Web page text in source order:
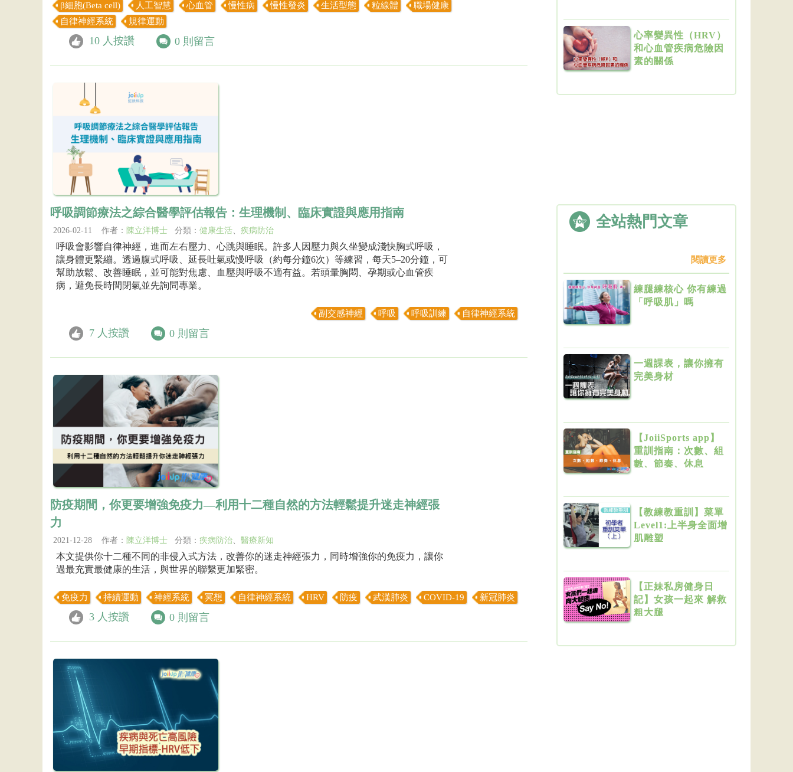
β細胞(Beta cell) 人工智慧 心血管 慢性病 慢性發炎 生活型態 粒線體
職場健康
自律神經系統
規律運動
10 人按讚 0 則留言
呼吸調節療法之綜合醫學評估報告：生理機制、臨床實證與應用指南
2026-02-11 作者： 陳立洋博士 分類： 健康生活 疾病防治
呼吸會影響自律神經，進而左右壓力、心跳與睡眠。許多人因壓力與久坐變成淺快胸式呼吸，
讓身體更緊繃。透過腹式呼吸、延長吐氣或慢呼吸（約每分鐘6次）等練習，每天5–20分鐘，可
幫助放鬆、改善睡眠，並可能對焦慮、血壓與呼吸不適有益。若頭暈胸悶、孕期或心血管疾
病，避免長時間閉氣並先詢問專業。
副交感神經 呼吸 呼吸訓練 自律神經系統
7 人按讚 0 則留言
防疫期間，你更要增強免疫力—利用十二種自然的方法輕鬆提升迷走神經張
力
2021-12-28 作者： 陳立洋博士 分類： 疾病防治 醫療新知
本文提供你十二種不同的非侵入式方法，改善你的迷走神經張力，同時增強你的免疫力，讓你
過最充實最健康的生活，與世界的聯繫更加緊密。
免疫力 持續運動 神經系統 冥想 自律神經系統 HRV 防疫 武漢肺炎 COVID-19 新冠肺炎
3 人按讚 0 則留言
心率變異性（HRV）
和心血管疾病危險因
素的關係
全站熱門文章
閱讀更多
練腿練核心 你有練過
「呼吸肌」嗎
一週課表，讓你擁有
完美身材
【JoiiSports app】
重訓指南：次數、組
數、節奏、休息
【教練教重訓】菜單
Level1:上半身全面增
肌雕塑
【正妹私房健身日
記】女孩一起來 解救
粗大腿